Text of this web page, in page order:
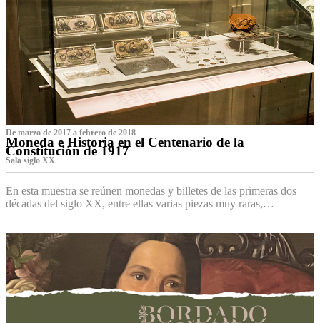
De marzo de 2017 a febrero de 2018
Moneda e Historia en el Centenario de la
Constitución de 1917
Sala siglo XX
En esta muestra se reúnen monedas y billetes de las primeras dos
décadas del siglo XX, entre ellas varias piezas muy raras,…